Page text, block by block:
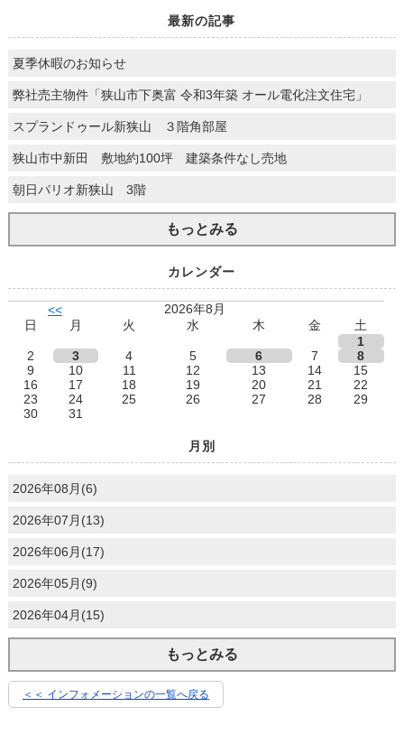
最新の記事
夏季休暇のお知らせ
弊社売主物件「狭山市下奥富 令和3年築 オール電化注文住宅」
スプランドゥール新狭山 ３階角部屋
狭山市中新田 敷地約100坪 建築条件なし売地
朝日パリオ新狭山 3階
もっとみる
カレンダー
<<
2026年8月
日
月 火 水 木 金
土
1
2
3 4 5 6 7
8
9
10 11 12 13 14
15
16
17 18 19 20 21
22
23
24 25 26 27 28
29
30
31
月別
2026年08月(6)
2026年07月(13)
2026年06月(17)
2026年05月(9)
2026年04月(15)
もっとみる
＜＜ インフォメーションの一覧へ戻る